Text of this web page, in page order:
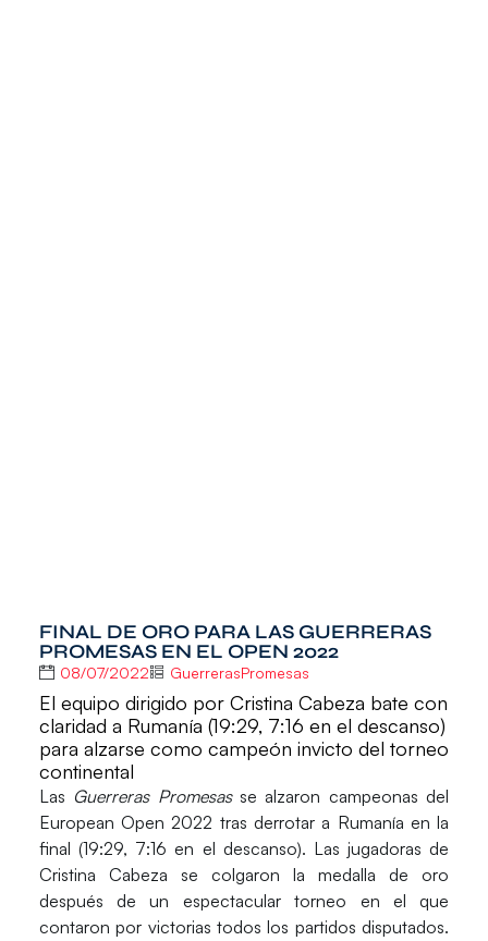
FINAL DE ORO PARA LAS GUERRERAS
PROMESAS EN EL OPEN 2022
08/07/2022 GuerrerasPromesas
El equipo dirigido por Cristina Cabeza bate con
claridad a Rumanía (19:29, 7:16 en el descanso)
para alzarse como campeón invicto del torneo
continental
Las Guerreras Promesasse alzaron campeonas del
European Open 2022 tras derrotar a Rumanía en la
final (19:29, 7:16 en el descanso). Las jugadoras de
Cristina Cabeza se colgaron la medalla de oro
después de un espectacular torneo en el que
contaron por victorias todos los partidos disputados.